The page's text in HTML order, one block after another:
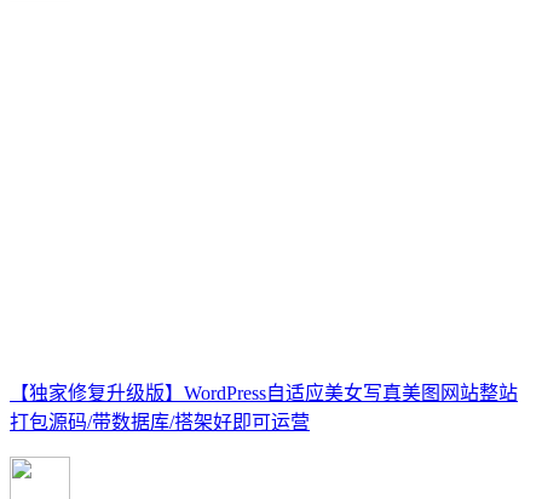
【独家修复升级版】WordPress自适应美女写真美图网站整站
打包源码/带数据库/搭架好即可运营